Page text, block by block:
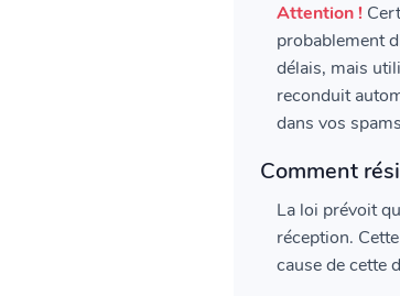
Attention !
probablement
délais, mais
reconduit
dans vos
Comment
La loi prévoit
réception.
cause de cette